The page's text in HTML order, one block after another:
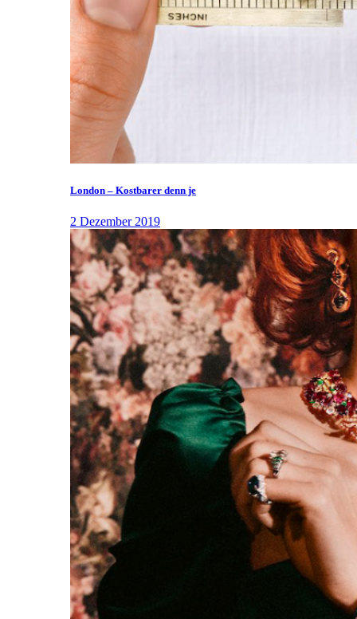
London – Kostbarer denn je
2 Dezember 2019